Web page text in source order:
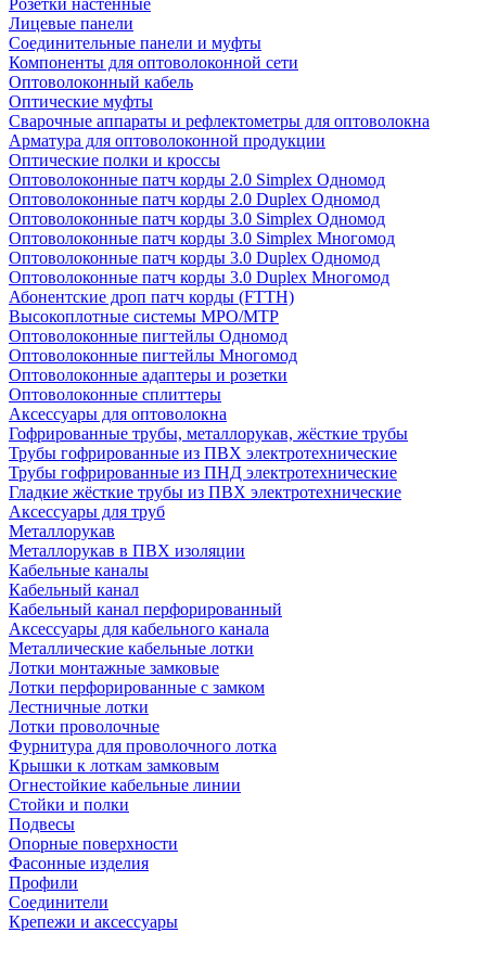
Розетки настенные
Лицевые панели
Соединительные панели и муфты
Компоненты для оптоволоконной сети
Оптоволоконный кабель
Оптические муфты
Сварочные аппараты и рефлектометры для оптоволокна
Арматура для оптоволоконной продукции
Оптические полки и кроссы
Оптоволоконные патч корды 2.0 Simplex Одномод
Оптоволоконные патч корды 2.0 Duplex Одномод
Оптоволоконные патч корды 3.0 Simplex Одномод
Оптоволоконные патч корды 3.0 Simplex Многомод
Оптоволоконные патч корды 3.0 Duplex Одномод
Оптоволоконные патч корды 3.0 Duplex Многомод
Абонентские дроп патч корды (FTTH)
Высокоплотные системы MPO/MTP
Оптоволоконные пигтейлы Одномод
Оптоволоконные пигтейлы Многомод
Оптоволоконные адаптеры и розетки
Оптоволоконные сплиттеры
Аксессуары для оптоволокна
Гофрированные трубы, металлорукав, жёсткие трубы
Трубы гофрированные из ПВХ электротехнические
Трубы гофрированные из ПНД электротехнические
Гладкие жёсткие трубы из ПВХ электротехнические
Аксессуары для труб
Металлорукав
Металлорукав в ПВХ изоляции
Кабельные каналы
Кабельный канал
Кабельный канал перфорированный
Аксессуары для кабельного канала
Металлические кабельные лотки
Лотки монтажные замковые
Лотки перфорированные с замком
Лестничные лотки
Лотки проволочные
Фурнитура для проволочного лотка
Крышки к лоткам замковым
Огнестойкие кабельные линии
Стойки и полки
Подвесы
Опорные поверхности
Фасонные изделия
Профили
Соединители
Крепежи и аксессуары